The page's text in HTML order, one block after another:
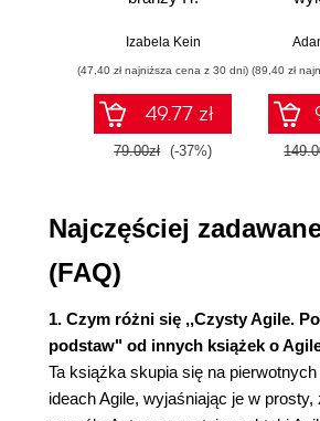
Miarowy rytm 108
Wspólna własność 111
Ciągła integracja 113
Spotkania na stojąco 116
Wnioski 117
Programowanie sterowane
Refaktoryzacja 127
Prosty projekt 129
Wnioski 134
Rozdział 6. Jak stać się Agile 135
Wartości Agile 136
przykłady i
Izabela Kein
(47,40 zł najniższa cena z 30 dni)
49.77 zł
79.00zł (-37%)
(89,40 zł
Najczęściej
(FAQ)
1. Czym różni się ,,Czysty Agile.
podstaw" od innych książek o
Ta książka skupia się na pierwotnych
ideach Agile, wyjaśniając je w prosty,